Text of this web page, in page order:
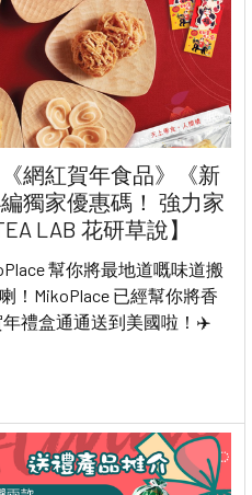
網紅賀年食品》《新
獨家優惠碼！ 強力家
LAB 花研草說】
幫你將最地道嘅味道搬
！MikoPlace 已經幫你將香
禮盒通通送到美國啦！✈️